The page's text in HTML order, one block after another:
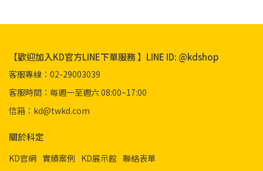
【歡迎加入KD官方LINE下單服務 】LINE ID: @kdshop
客服專線：02-29003039
客服時間：每週一至週六 08:00~17:00
信箱：kd@twkd.com
關於科定
KD官網 實績案例 KD展示館 聯絡表單